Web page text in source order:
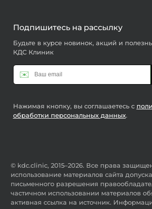
Подпишитесь на рассылку
Будьте в курсе новинок, акций и
КДС Клиник
✉️
Нажимая кнопку, вы соглашаетесь с
обработки персональных данных.
© kdc.clinic, 2015–2026. Все права
использование материалов сайта
письменного разрешения
частичном использовании материалов
активная ссылка на источник.